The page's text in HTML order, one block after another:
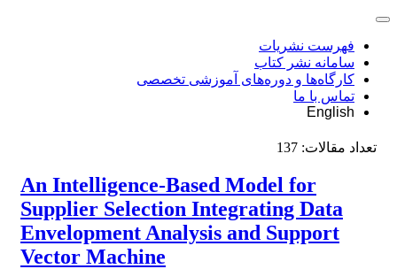
فهرست نشریات
سامانه نشر کتاب
کارگاه‌ها و دوره‌های آموزشی تخصصی
تماس با ما
English
تعداد مقالات: 137
An Intelligence-Based Model for
Supplier Selection Integrating Data
Envelopment Analysis and Support
Vector Machine